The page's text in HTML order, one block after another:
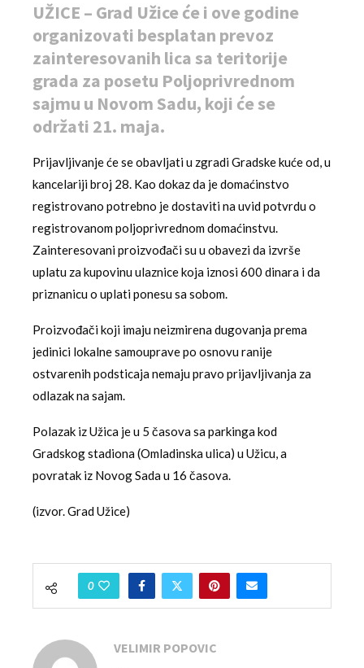
UŽICE – Grad Užice će i ove godine
organizovati besplatan prevoz
zainteresovanih lica sa teritorije
grada za posetu Poljoprivrednom
sajmu u Novom Sadu, koji će se
održati 21. maja.
Prijavljivanje će se obavljati u zgradi Gradske kuće od, u
kancelariji broj 28. Kao dokaz da je domaćinstvo
registrovano potrebno je dostaviti na uvid potvrdu o
registrovanom poljoprivrednom domaćinstvu.
Zainteresovani proizvođači su u obavezi da izvrše
uplatu za kupovinu ulaznice koja iznosi 600 dinara i da
priznanicu o uplati ponesu sa sobom.
Proizvođači koji imaju neizmirena dugovanja prema
jedinici lokalne samouprave po osnovu ranije
ostvarenih podsticaja nemaju pravo prijavljivanja za
odlazak na sajam.
Polazak iz Užica je u 5 časova sa parkinga kod
Gradskog stadiona (Omladinska ulica) u Užicu, a
povratak iz Novog Sada u 16 časova.
(izvor. Grad Užice)
0
VELIMIR POPOVIC